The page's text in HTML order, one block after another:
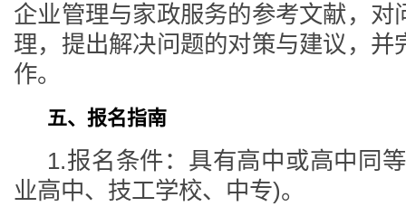
企业管理与家政服务的参考文献，对
理，提出解决问题的对策与建议，并
作。
五、报名指南
1.报名条件：具有高中或高中同
业高中、技工学校、中专)。